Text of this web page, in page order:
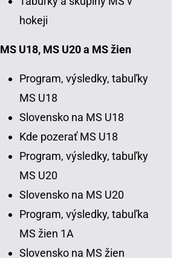
hokeji
MS U18, MS U20 a MS žien
Program, výsledky, tabuľky
MS U18
Slovensko na MS U18
Kde pozerať MS U18
Program, výsledky, tabuľky
MS U20
Slovensko na MS U20
Program, výsledky, tabuľka
MS žien 1A
Slovensko na MS žien